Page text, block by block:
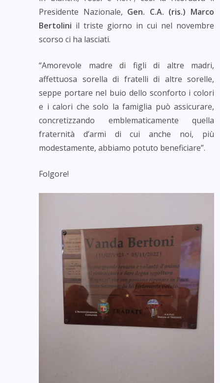
Presidente Nazionale, Gen. C.A. (ris.) Marco
Bertolini il triste giorno in cui nel novembre
scorso ci ha lasciati.
“Amorevole madre di figli di altre madri,
affettuosa sorella di fratelli di altre sorelle,
seppe portare nel buio dello sconforto i colori
e i calori che solo la famiglia può assicurare,
concretizzando emblematicamente quella
fraternità d’armi di cui anche noi, più
modestamente, abbiamo potuto beneficiare”.
Folgore!